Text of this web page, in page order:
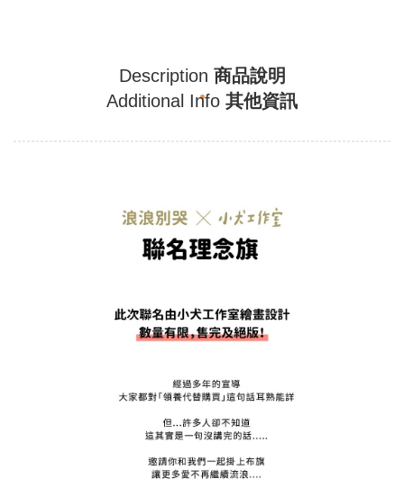
Description 商品說明
Additional Info 其他資訊